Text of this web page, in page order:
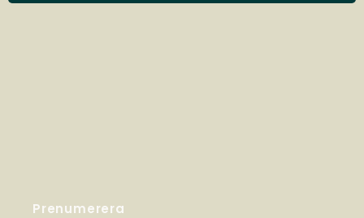
Prenumerera